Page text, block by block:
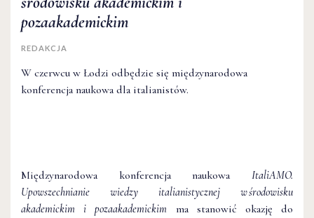
pozaakademickim
REDAKCJA
W czerwcu w Łodzi odbędzie się międzynarodowa
konferencja naukowa dla italianistów.
Międzynarodowa konferencja naukowa ItaliAMO.
Upowszechnianie wiedzy italianistycznej w środowisku
akademickim i pozaakademickim ma stanowić okazję do